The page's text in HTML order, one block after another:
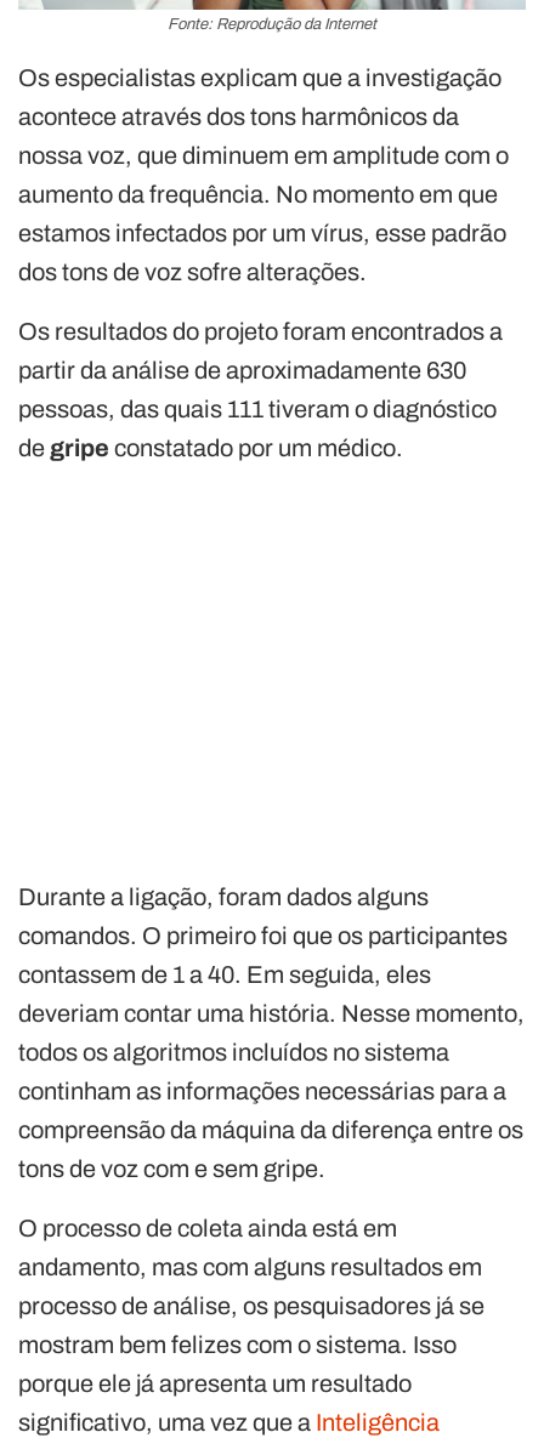
Fonte: Reprodução da Internet
Os especialistas explicam que a investigação
acontece através dos tons harmônicos da
nossa voz, que diminuem em amplitude com o
aumento da frequência. No momento em que
estamos infectados por um vírus, esse padrão
dos tons de voz sofre alterações.
Os resultados do projeto foram encontrados a
partir da análise de aproximadamente 630
pessoas, das quais 111 tiveram o diagnóstico
de gripe constatado por um médico.
Durante a ligação, foram dados alguns
comandos. O primeiro foi que os participantes
contassem de 1 a 40. Em seguida, eles
deveriam contar uma história. Nesse momento,
todos os algoritmos incluídos no sistema
continham as informações necessárias para a
compreensão da máquina da diferença entre os
tons de voz com e sem gripe.
O processo de coleta ainda está em
andamento, mas com alguns resultados em
processo de análise, os pesquisadores já se
mostram bem felizes com o sistema. Isso
porque ele já apresenta um resultado
significativo, uma vez que a Inteligência